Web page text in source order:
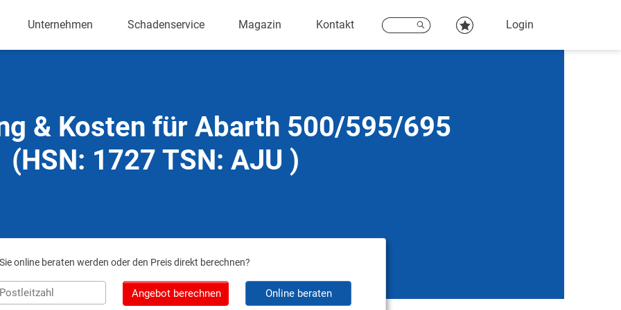
Unternehmen Schadenservice Magazin Kontakt Login
& Kosten für Abarth 500/595/695
(HSN: 1727 TSN: AJU )
online beraten werden oder den Preis direkt berechnen?
Angebot berechnen Online beraten